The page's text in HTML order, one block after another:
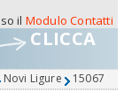
il Modulo Contatti
CLICCA
Novi Ligure 15067